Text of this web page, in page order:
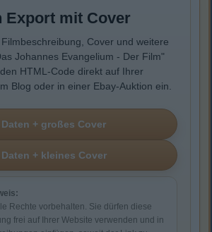
Export mit Cover
Cover und weitere
Johannes Evangelium - Der Film"
HTML-Code direkt auf Ihrer
Blog oder in einer Ebay-Auktion ein.
Rechte vorbehalten. Sie dürfen diese
frei auf Ihrer Website verwenden und in